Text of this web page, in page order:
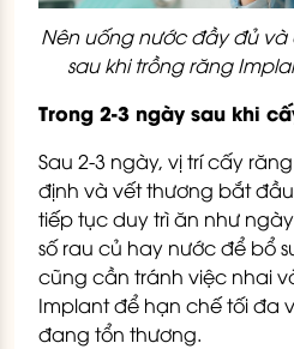
Nên uống nước đầy đủ
sau khi trồng răng
Trong 2-3 ngày sau khi
Sau 2-3 ngày, vị trí cấy
định và vết thương bắt
tiếp tục duy trì ăn như
số rau củ hay nước để bổ
cũng cần tránh việc nhai
Implant để hạn chế tối đa
đang tổn thương.